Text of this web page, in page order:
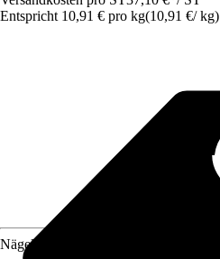
Entspricht 10,91 € pro kg(10,91 €/ kg)
Nägellänge